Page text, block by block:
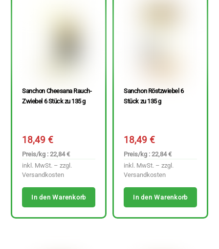
Sanchon Cheesana Rauch-
Zwiebel 6 Stück zu 135 g
18,49€
Preis/kg : 22,84 €
inkl. MwSt. – zzgl.
Versandkosten
In den Warenkorb
Sanchon Röstzwiebel 6
Stück zu 135 g
18,49€
Preis/kg : 22,84 €
inkl. MwSt. – zzgl.
Versandkosten
In den Warenkorb